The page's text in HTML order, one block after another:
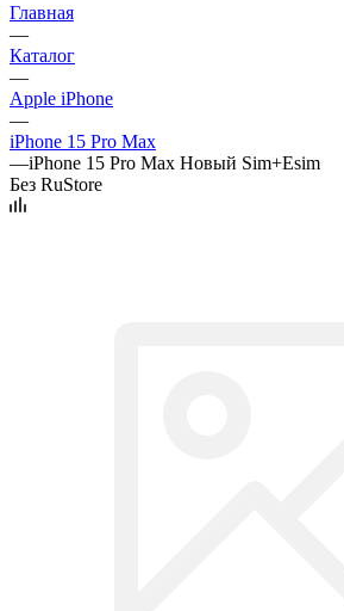
Главная
—
Каталог
—
Apple iPhone
—
iPhone 15 Pro Max
—iPhone 15 Pro Max Новый Sim+Esim
Без RuStore